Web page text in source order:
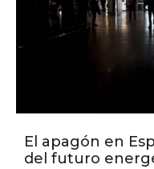
El apagón en
del futuro